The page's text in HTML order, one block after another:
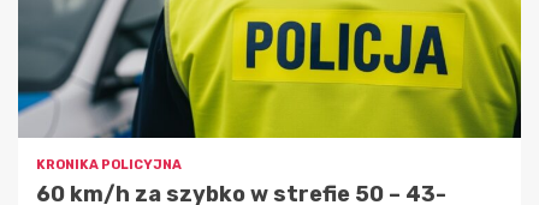
KRONIKA POLICYJNA
60 km/h za szybko w strefie 50 – 43-